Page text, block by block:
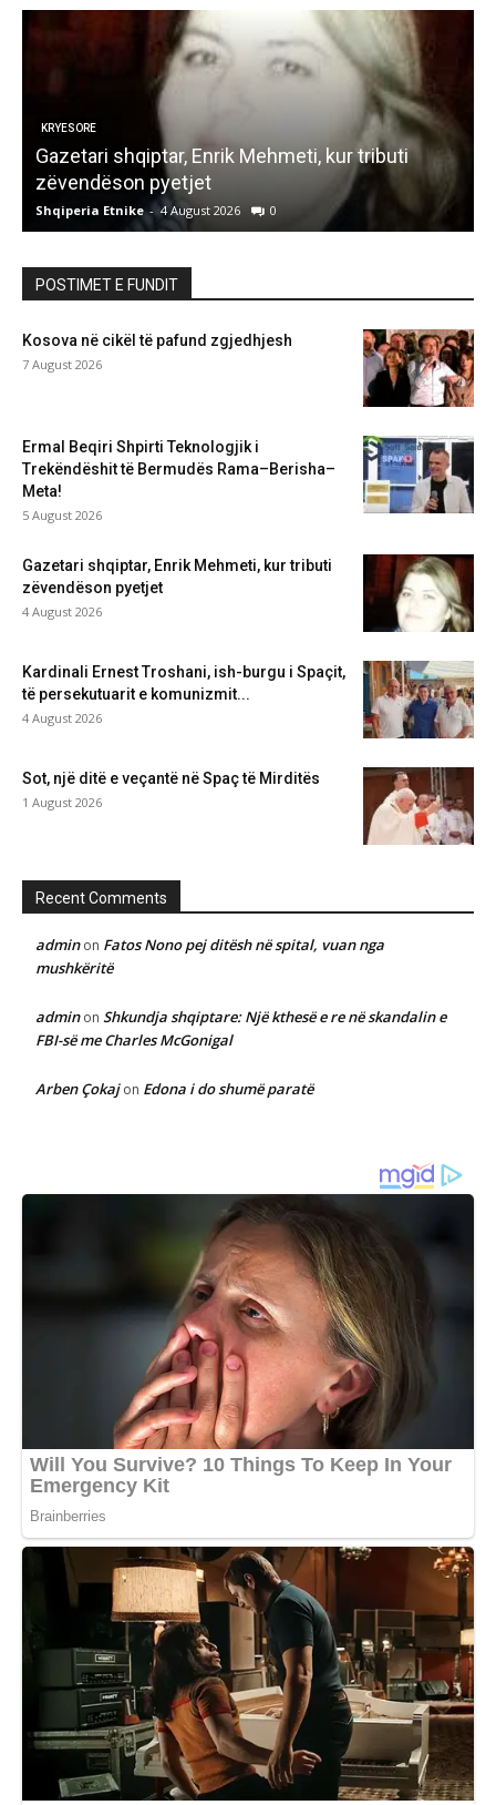
KRYESORE
Gazetari shqiptar, Enrik Mehmeti, kur tributi
zëvendëson pyetjet
Shqiperia Etnike - 4 August 2026 0
POSTIMET E FUNDIT
Kosova në cikël të pafund zgjedhjesh
7 August 2026
Ermal Beqiri Shpirti Teknologjik i
Trekëndëshit të Bermudës Rama–Berisha–
Meta!
5 August 2026
Gazetari shqiptar, Enrik Mehmeti, kur tributi
zëvendëson pyetjet
4 August 2026
Kardinali Ernest Troshani, ish-burgu i Spaçit,
të persekutuarit e komunizmit...
4 August 2026
Sot, një ditë e veçantë në Spaç të Mirditës
1 August 2026
Recent Comments
adminon Fatos Nono pej ditësh në spital, vuan nga
mushkëritë
adminon Shkundja shqiptare: Një kthesë e re në skandalin e
FBI-së me Charles McGonigal
Arben Çokajon Edona i do shumë paratë